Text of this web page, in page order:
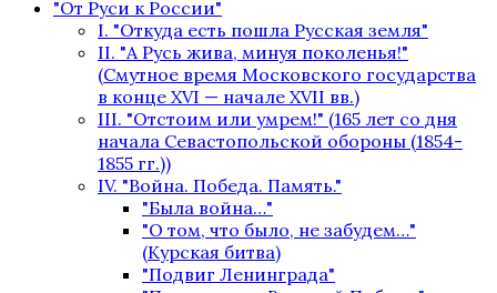
"От Руси к России"
I. "Откуда есть пошла Русская земля"
II. "А Русь жива, минуя поколенья!"
(Смутное время Московского государства
в конце XVI — начале XVII вв.)
III. "Отстоим или умрем!" (165 лет со дня
начала Севастопольской обороны (1854-
1855 гг.))
IV. "Война. Победа. Память."
"Была война…"
"О том, что было, не забудем…"
(Курская битва)
"Подвиг Ленинграда"